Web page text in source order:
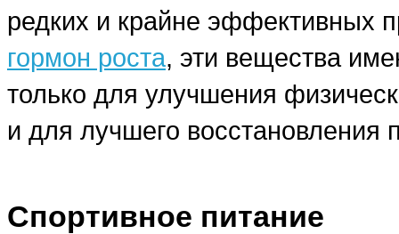
редких и крайне эффективных
гормон роста, эти вещества
только для улучшения
и для лучшего восстановления
Спортивное питание